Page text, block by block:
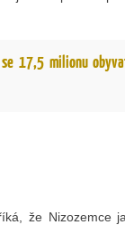
17,5 milionu
že Nizozemce